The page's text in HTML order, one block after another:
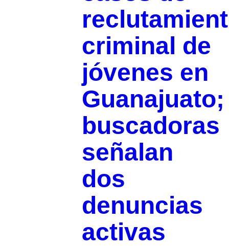
criminal de
jóvenes en
Guanajuato;
buscadoras
señalan
dos
denuncias
activas